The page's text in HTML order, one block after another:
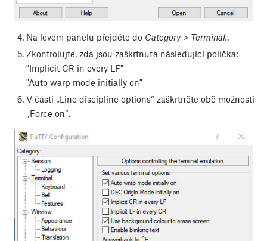
Na levém panelu přejděte do Category-> Terminal..
Zkontrolujte, zda jsou zaškrtnuta následující políčka:
"Implicit CR in every LF"
"Auto warp mode initially on"
V části „Line discipline options“ zaškrtněte obě možnosti
„Force on“.